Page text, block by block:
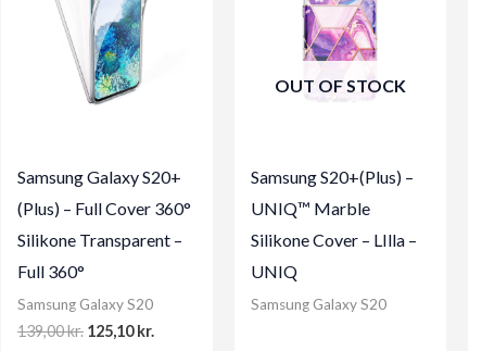
Samsung Galaxy S20+
(Plus) – Full Cover 360°
Silikone Transparent –
Full 360°
Samsung Galaxy S20
139,00kr. Original
125,10kr.
OUT OF STOCK
Samsung S20+(Plus) –
UNIQ™ Marble
Silikone Cover – LIlla –
UNIQ
Samsung Galaxy S20